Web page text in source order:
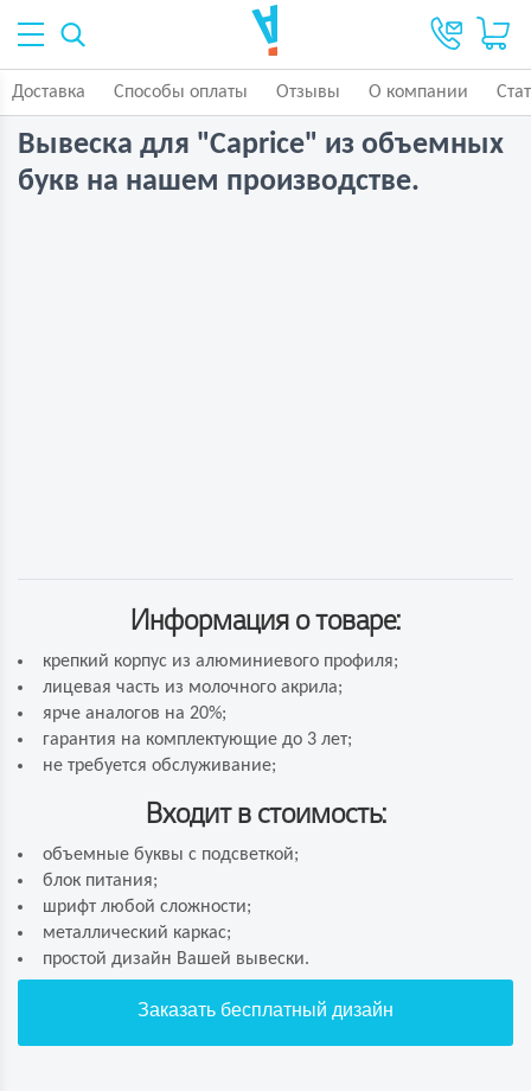
Доставка Способы оплаты Отзывы О компании
Вывеска для "Caprice" из объемных
букв на нашем производстве.
Информация о товаре:
крепкий корпус из алюминиевого профиля;
лицевая часть из молочного акрила;
ярче аналогов на 20%;
гарантия на комплектующие до 3 лет;
не требуется обслуживание;
Входит в стоимость:
объемные буквы с подсветкой;
блок питания;
шрифт любой сложности;
металлический каркас;
простой дизайн Вашей вывески.
Заказать бесплатный дизайн